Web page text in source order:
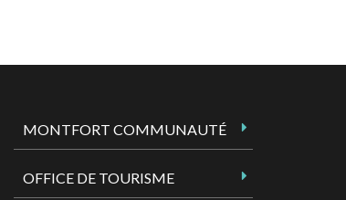
MONTFORT COMMUNAUTÉ
OFFICE DE TOURISME